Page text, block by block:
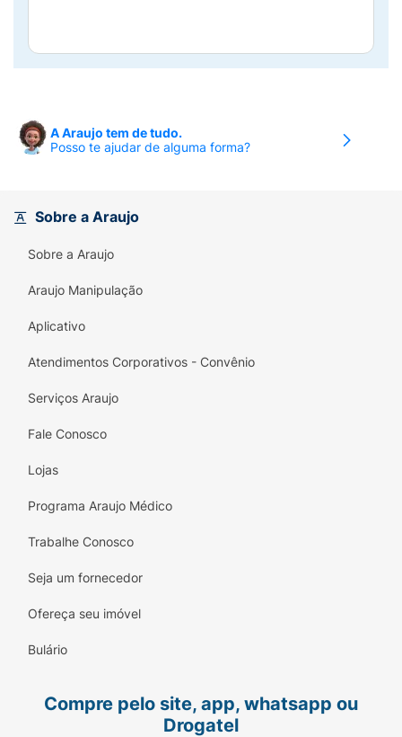
A Araujo tem de tudo.
Posso te ajudar de alguma forma?
Sobre a Araujo
Sobre a Araujo
Araujo Manipulação
Aplicativo
Atendimentos Corporativos - Convênio
Serviços Araujo
Fale Conosco
Lojas
Programa Araujo Médico
Trabalhe Conosco
Seja um fornecedor
Ofereça seu imóvel
Bulário
Compre pelo site, app, whatsapp ou
Drogatel